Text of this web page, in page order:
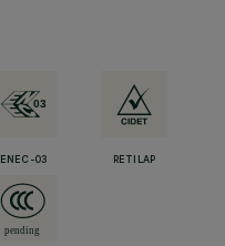
ENEC-03 RETILAP